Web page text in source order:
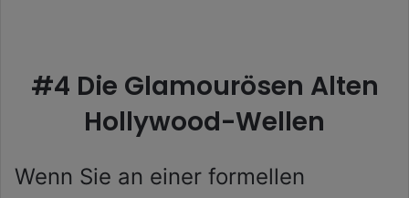
#4 Die Glamourösen Alten
Hollywood-Wellen
Wenn Sie an einer formellen